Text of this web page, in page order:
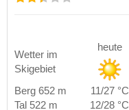
Wetter im
Skigebiet
heute
Berg 652 m 11/27 °C
Tal 522 m
12/28 °C